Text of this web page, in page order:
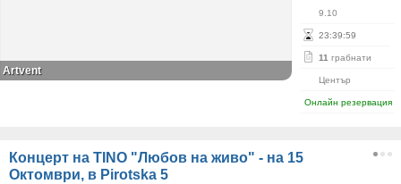
9.10
23:39:59
11 грабнати
Център
Онлайн резервация
Artvent
Концерт на TINO "Любов на живо" - на 15
Октомври, в Pirotska 5